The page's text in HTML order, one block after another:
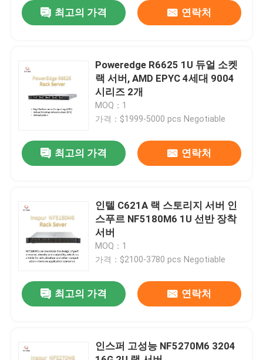
집
우리 에 관한 것
품질 관리
저희와 연락
뉴스
사건
랙 스토리지 서버
최고의 가격 연락처
Poweredge R6625 1U 듀얼 소켓
랙 서버, AMD EPYC 4세대 9004
시리즈 2개
MOQ：1
가격：$1999-5000 pcs Negotiable
최고의 가격 연락처
인텔 C621A 랙 스토리지 서버 인
스푸르 NF5180M6 1U 선반 장착
서버
MOQ：1
가격：$2100-3780 pcs Negotiable
최고의 가격 연락처
인스퍼 고성능 NF5270M6 3204